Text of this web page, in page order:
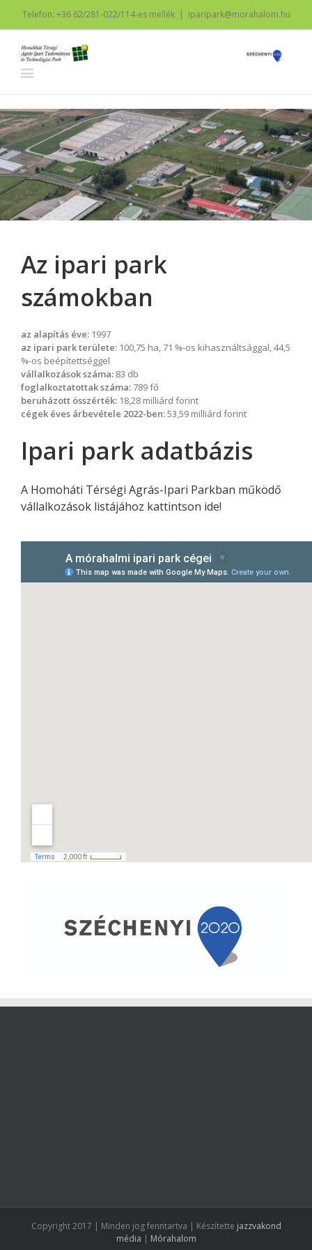
Telefon: +36 62/281-022/114-es mellék | iparipark@morahalom.hu
Az ipari park
számokban
az alapítás éve: 1997
az ipari park területe: 100,75 ha, 71 %-os kihasználtsággal, 44,5
%-os beépítettséggel
vállalkozások száma: 83 db
foglalkoztatottak száma: 789 fő
beruházott összérték: 18,28 milliárd forint
cégek éves árbevétele 2022-ben:53,59 milliárd forint
Ipari park adatbázis
A Homoháti Térségi Agrás-Ipari Parkban működő
vállalkozások listájához kattintson ide!
Copyright 2017 | Minden jog fenntartva | Készítette jazzvakond
média | Mórahalom